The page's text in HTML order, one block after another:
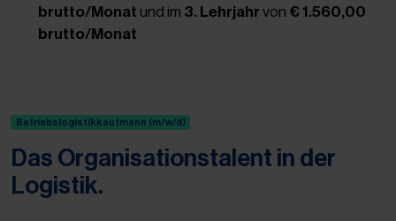
brutto/Monat und im 3. Lehrjahr von € 1.560,00
brutto/Monat
Betriebslogistikkaufmann (m/w/d)
Das Organisationstalent in der
Logistik.